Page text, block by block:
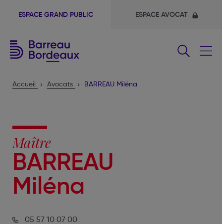
ESPACE GRAND PUBLIC ESPACE AVOCAT
Accueil Avocats BARREAU Miléna
Maître
BARREAU
Miléna
05 57 10 07 00